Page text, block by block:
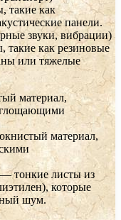
такие как
панели.
звуки, вибрации)
такие как резиновые
или тяжелые
материал,
материал,
— тонкие листы из
которые
шум.